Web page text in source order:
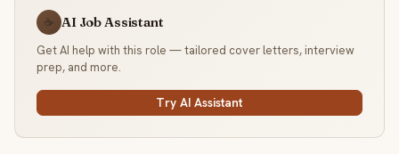
☕ AI Job Assistant
Get AI help with this role — tailored cover letters, interview
prep, and more.
Try AI Assistant